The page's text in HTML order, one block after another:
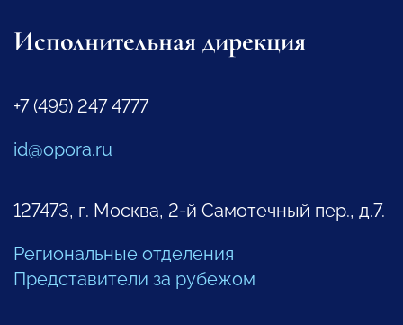
Исполнительная дирекция
+7 (495) 247 4777
id@opora.ru
127473, г. Москва, 2-й Самотечный пер., д.7.
Региональные отделения
Представители за рубежом